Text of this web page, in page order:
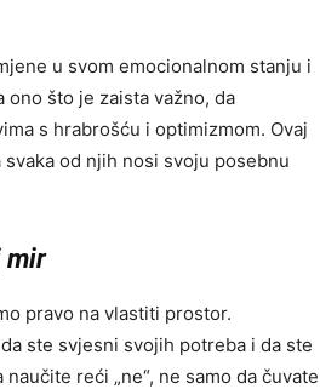
u svom emocionalnom stanju i
što je zaista važno, da
s hrabrošću i optimizmom. Ovaj
od njih nosi svoju posebnu
mir
pravo na vlastiti prostor.
ste svjesni svojih potreba i da ste
reći „ne“, ne samo da čuvate